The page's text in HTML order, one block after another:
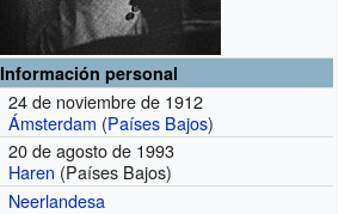
Información personal
24 de noviembre de 1912
Ámsterdam (Países Bajos)
20 de agosto de 1993
Haren (Países Bajos)
Neerlandesa